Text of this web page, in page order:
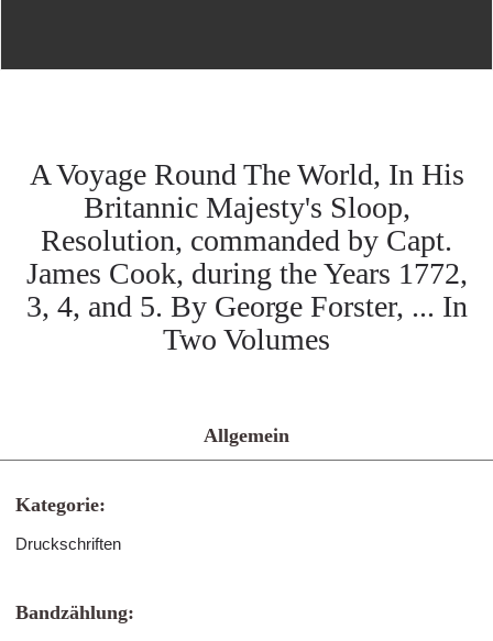
A Voyage Round The World, In His
Britannic Majesty's Sloop,
Resolution, commanded by Capt.
James Cook, during the Years 1772,
3, 4, and 5. By George Forster, ... In
Two Volumes
Allgemein
Kategorie:
Druckschriften
Bandzählung: